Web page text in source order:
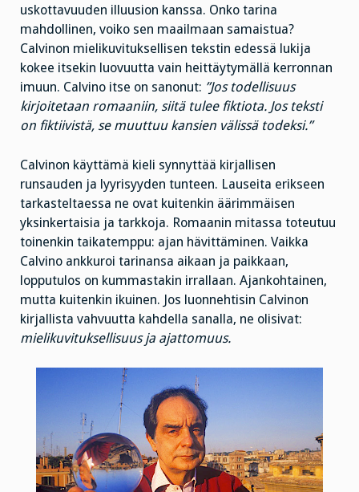
uskottavuuden illuusion kanssa. Onko tarina
mahdollinen, voiko sen maailmaan samaistua?
Calvinon mielikuvituksellisen tekstin edessä lukija
kokee itsekin luovuutta vain heittäytymällä kerronnan
imuun. Calvino itse on sanonut: ”Jos todellisuus
kirjoitetaan romaaniin, siitä tulee fiktiota. Jos teksti
on fiktiivistä, se muuttuu kansien välissä todeksi.”
Calvinon käyttämä kieli synnyttää kirjallisen
runsauden ja lyyrisyyden tunteen. Lauseita erikseen
tarkasteltaessa ne ovat kuitenkin äärimmäisen
yksinkertaisia ja tarkkoja. Romaanin mitassa toteutuu
toinenkin taikatemppu: ajan hävittäminen. Vaikka
Calvino ankkuroi tarinansa aikaan ja paikkaan,
lopputulos on kummastakin irrallaan. Ajankohtainen,
mutta kuitenkin ikuinen. Jos luonnehtisin Calvinon
kirjallista vahvuutta kahdella sanalla, ne olisivat:
mielikuvituksellisuus ja ajattomuus.